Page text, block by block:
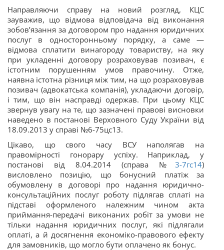
Направляючи справу на новий розгляд, КЦС
зауважив, що відмова відповідача від виконання
зобов’язання за договором про надання юридичних
послуг в односторонньому порядку, а саме —
відмова сплатити винагороду товариству, на яку
при укладенні договору розраховував позивач, є
істотним порушенням умов правочину. Отже,
наявна істотна різниця між тим, на що розраховував
позивач (адвокатська компанія), укладаючи договір,
і тим, що він насправді одержав. При цьому КЦС
звернув увагу на те, що зазначені правові висновки
наведено в постанові Верховного Суду України від
18.09.2013 у справі №6-75цс13.
Цікаво, що свого часу ВСУ наполягав на
правомірності гонорару успіху. Наприклад, у
постанові від 8.04.2014 (справа № 3-7гс14)
висловлено позицію, що бонусний платіж за
обумовлену в договорі про надання юридично-
консультаційних послуг роботу підлягав сплаті на
підставі оформленого належним чином акта
приймання-передачі виконаних робіт за умови не
тільки надання юридичних послуг, які підлягали
оплаті, а й досягнення економіко-правового ефекту
для замовників, що могло бути оплачено як бонус.